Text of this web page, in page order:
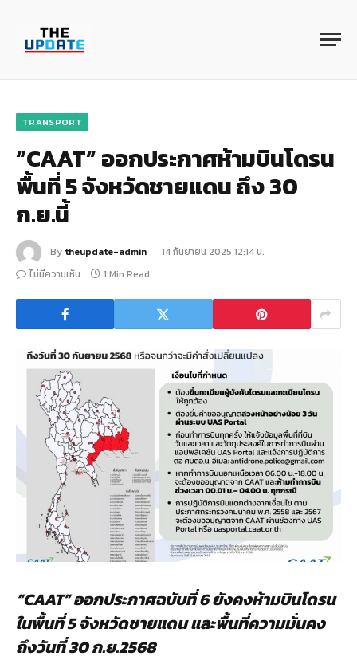
TRANSPORT
“CAAT” ออกประกาศห้ามบินโดรน
พื้นที่ 5 จังหวัดชายแดน ถึง 30
ก.ย.นี้
By theupdate-admin
14 กันยายน 2025 12:14 น.
ไม่มีความเห็น
1 Min Read
“CAAT”ออกประกาศฉบับที่ 6 ยังคงห้ามบินโดรน
ในพื้นที่ 5 จังหวัดชายแดน และพื้นที่ความมั่นคง
ถึงวันที่ 30 ก.ย.2568